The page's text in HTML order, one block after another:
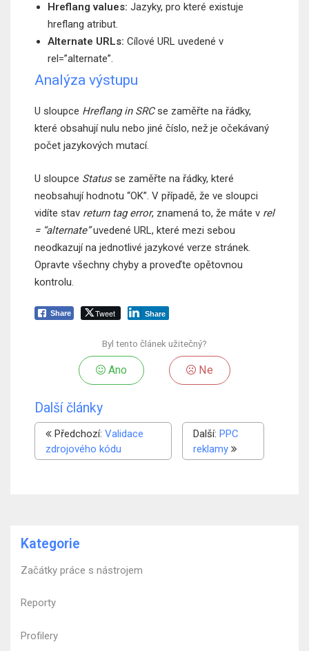
Hreflang values: Jazyky, pro které existuje
hreflang atribut.
Alternate URLs: Cílové URL uvedené v
rel=”alternate”.
Analýza výstupu
U sloupce Hreflang in SRCse zaměřte na řádky,
které obsahují nulu nebo jiné číslo, než je očekávaný
počet jazykových mutací.
U sloupce Statusse zaměřte na řádky, které
neobsahují hodnotu “OK”. V případě, že ve sloupci
vidíte stav return tag error, znamená to, že máte v rel
= “alternate”uvedené URL, které mezi sebou
neodkazují na jednotlivé jazykové verze stránek.
Opravte všechny chyby a proveďte opětovnou
kontrolu.
Share Tweet Share
Byl tento článek užitečný?
Ano Ne
Další články
Předchozí: Validace
zdrojového kódu
Další: PPC
reklamy
Kategorie
Začátky práce s nástrojem
Reporty
Profilery